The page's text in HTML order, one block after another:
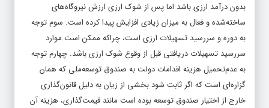
بدون درآمد ارزی باشد اما پس از شوک ارزی ارزش نیروگاه‌های
ساخته‌شده و فعال به میزان زیادی افزایش پیدا کرده است. سوم توجه
به دوره و سررسید‌ تسهیلات ارزی است، چراکه ممکن است موارد
سررسید ‌تسهیلات دریافتی قبل از وقوع شوک ارزی باشد. چهارم توجه
به عدم‌تحمیل هزینه اقدامات دولت به صندوق توسعه‌ملی که همان
گزاره‌ای است که اگر ثابت شود بخشی از زیان به دلیل قانون‌گذاری
خارج از اختیار صندوق توسعه بوده است مانند قیمت‌گذاری، هزینه آن